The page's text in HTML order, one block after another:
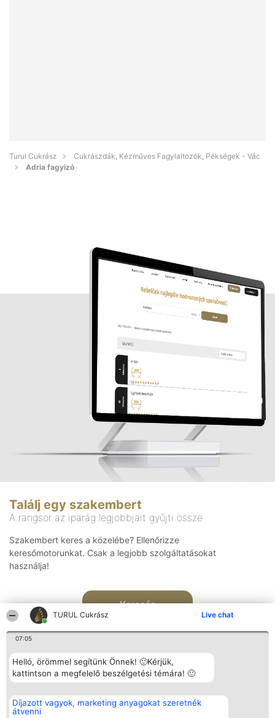
TURUL Cukrász Live chat
07:05
Helló, örömmel segítünk Önnek! 🙂Kérjük,
kattintson a megfelelő beszélgetési témára! 🙂
Díjazott vagyok, marketing anyagokat szeretnék
átvenni
Turul Cukrász
Cukrászdák, Kézműves Fagylaltozók, Pékségek - Vác
Adria fagyizó
Találj egy szakembert
A rangsor az iparág legjobbjait gyűjti össze
Szakembert keres a közelébe? Ellenőrizze
keresőmotorunkat. Csak a legjobb szolgáltatásokat
használja!
Keresés
Rangsorszervező
SC Beautiful Company S.R.L.
Bulevardul Aleea Timișul De
Népszavazás
Nyertesek
Elérhetőség
Elérhetőség